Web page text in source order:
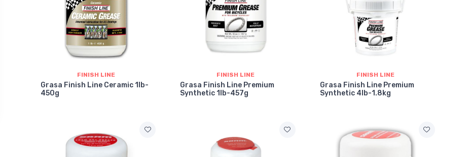
FINISH LINE
Grasa Finish Line Ceramic 1lb-
450g
FINISH LINE
Grasa Finish Line Premium
Synthetic 1lb-457g
FINISH LINE
Grasa Finish Line Premium
Synthetic 4lb-1.8kg